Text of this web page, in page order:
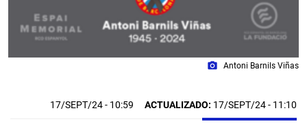
photo_camera Antoni Barnils Viñas
17/SEPT/24- 10:59 ACTUALIZADO: 17/SEPT/24 - 11:10